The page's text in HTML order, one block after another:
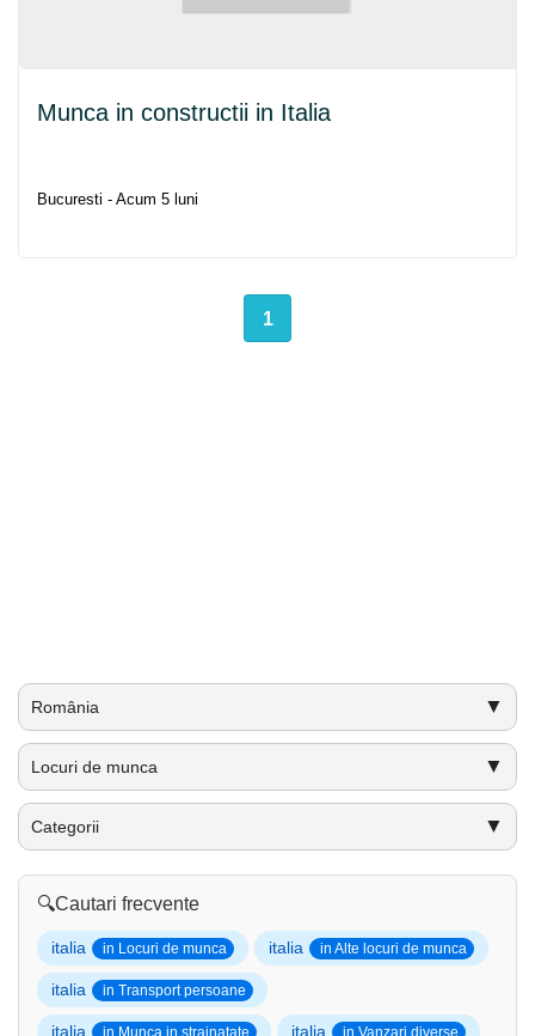
Munca in constructii in Italia
Bucuresti - Acum 5 luni
1
România ▼
Locuri de munca ▼
Categorii ▼
🔍Cautari frecvente
italia in Locuri de munca italia in Alte locuri de munca
italia in Transport persoane
italia in Munca in strainatate italia in Vanzari diverse